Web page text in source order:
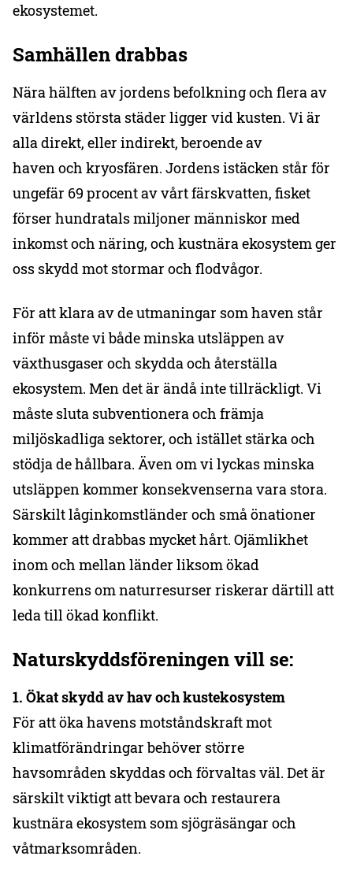
ekosystemet.
Samhällen drabbas
Nära hälften av jordens befolkning och flera av
världens största städer ligger vid kusten. Vi är
alla direkt, eller indirekt, beroende av
haven och kryosfären. Jordens istäcken står för
ungefär 69 procent av vårt färskvatten, fisket
förser hundratals miljoner människor med
inkomst och näring, och kustnära ekosystem ger
oss skydd mot stormar och flodvågor.
För att klara av de utmaningar som haven står
inför måste vi både minska utsläppen av
växthusgaser och skydda och återställa
ekosystem. Men det är ändå inte tillräckligt. Vi
måste sluta subventionera och främja
miljöskadliga sektorer, och istället stärka och
stödja de hållbara. Även om vi lyckas minska
utsläppen kommer konsekvenserna vara stora.
Särskilt låginkomstländer och små önationer
kommer att drabbas mycket hårt. Ojämlikhet
inom och mellan länder liksom ökad
konkurrens om naturresurser riskerar därtill att
leda till ökad konflikt.
Naturskyddsföreningen vill se:
1. Ökat skydd av hav och kustekosystem
För att öka havens motståndskraft mot
klimatförändringar behöver större
havsområden skyddas och förvaltas väl. Det är
särskilt viktigt att bevara och restaurera
kustnära ekosystem som sjögräsängar och
våtmarksområden.